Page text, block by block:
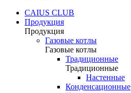
CAIUS CLUB
Продукция
Продукция
Газовые котлы
Газовые котлы
Традиционные
Традиционные
Настенные
Конденсационные